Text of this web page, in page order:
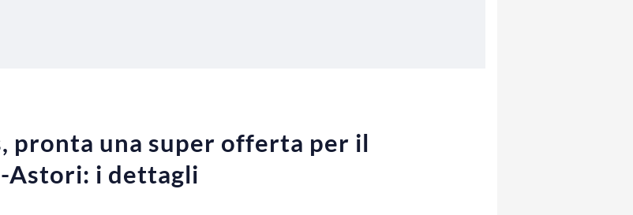
pronta una super offerta per il
Astori: i dettagli